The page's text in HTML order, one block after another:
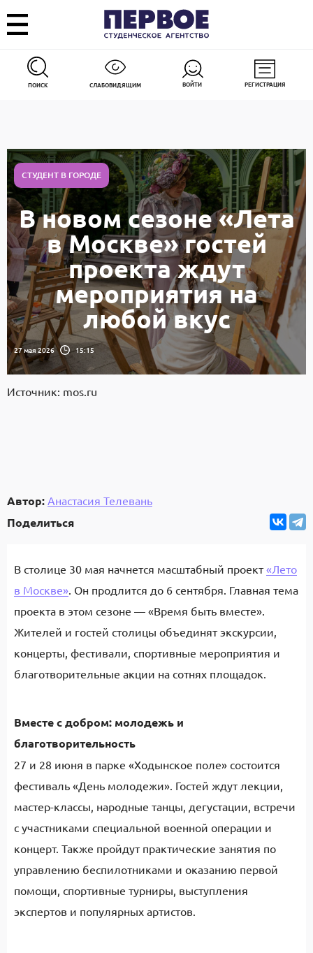
ПОИСК СЛАБОВИДЯЩИМ ВОЙТИ РЕГИСТРАЦИЯ
СТУДЕНТ В ГОРОДЕ
В новом сезоне «Лета
в Москве» гостей
проекта ждут
мероприятия на
любой вкус
27 мая 2026 15:15
Источник: mos.ru
Автор: Анастасия Телевань
Поделиться
В столице 30 мая начнется масштабный проект«Лето
в Москве». Он продлится до 6 сентября. Главная тема
проекта в этом сезоне — «Время быть вместе».
Жителей и гостей столицы объединят экскурсии,
концерты, фестивали, спортивные мероприятия и
благотворительные акции на сотнях площадок.
Вместе с добром: молодежь и
благотворительность
27 и 28 июня в парке «Ходынское поле» состоится
фестиваль «День молодежи». Гостей ждут лекции,
мастер-классы, народные танцы, дегустации, встречи
с участниками специальной военной операции и
концерт. Также пройдут практические занятия по
управлению беспилотниками и оказанию первой
помощи, спортивные турниры, выступления
экспертов и популярных артистов.